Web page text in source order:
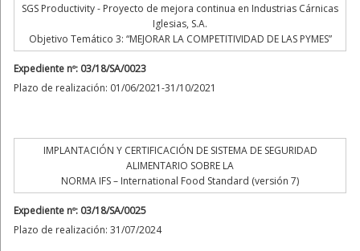
SGS Productivity - Proyecto de mejora continua en Industrias Cárnicas
Iglesias, S.A.
Objetivo Temático 3: “MEJORAR LA COMPETITIVIDAD DE LAS PYMES”
Expediente nº: 03/18/SA/0023
Plazo de realización: 01/06/2021-31/10/2021
IMPLANTACIÓN Y CERTIFICACIÓN DE SISTEMA DE SEGURIDAD
ALIMENTARIO SOBRE LA
NORMA IFS – International Food Standard (versión 7)
Expediente nº: 03/18/SA/0025
Plazo de realización: 31/07/2024